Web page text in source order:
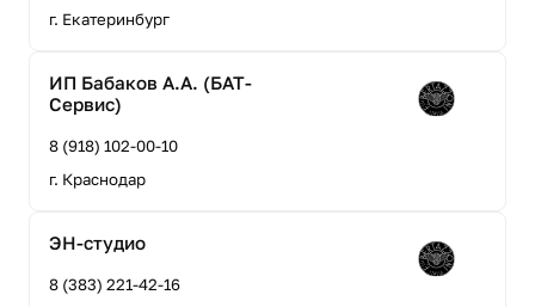
г. Екатеринбург
ИП Бабаков А.А. (БАТ-
Сервис)
8 (918) 102-00-10
г. Краснодар
ЭН-студио
8 (383) 221-42-16